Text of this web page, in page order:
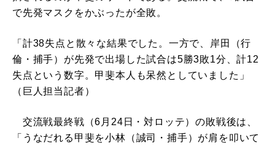
で先発マスクをかぶったが全敗。
「計38失点と散々な結果でした。一方で、岸田（行
倫・捕手）が先発で出場した試合は5勝3敗1分、計12
失点という数字。甲斐本人も呆然としていました」
（巨人担当記者）
交流戦最終戦（6月24日・対ロッテ）の敗戦後は、
「うなだれる甲斐を小林（誠司・捕手）が肩を叩いて